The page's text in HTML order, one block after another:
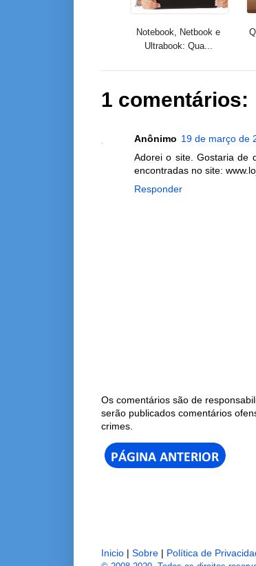
Notebook, Netbook e
Ultrabook: Qua...
1 comentários:
Anônimo 19 de março de
Adorei o site. Gostaria de
encontradas no site:
Responder
Os comentários são de
serão publicados comentários
crimes.
Inicio | Sobre | Política de